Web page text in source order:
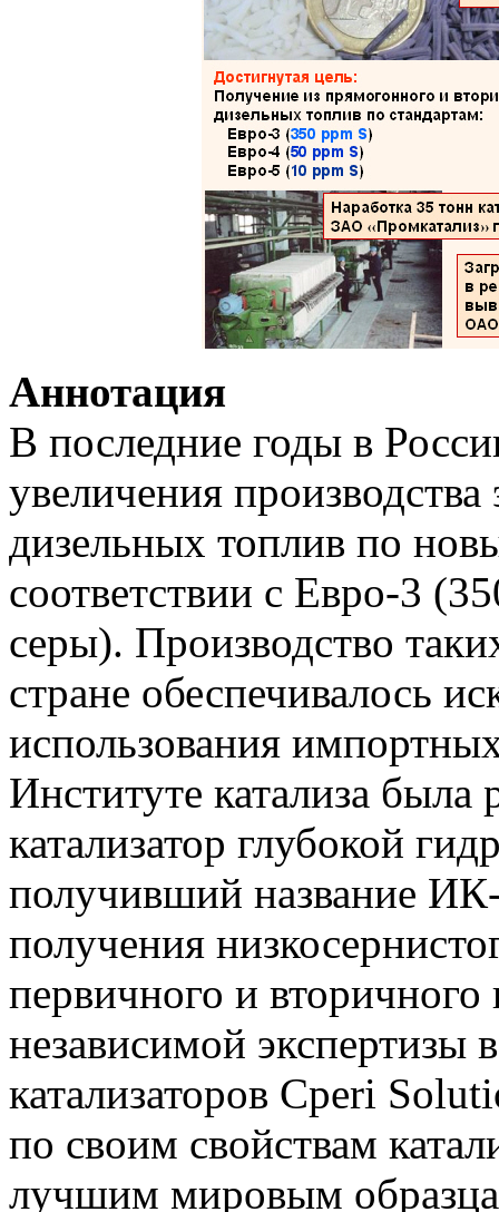
Аннотация
В последние годы в
увеличения
дизельных топлив по
соответствии с Евро-3
серы). Производство
стране обеспечивалось
использования
Институте катализа была
катализатор глубокой
получивший название
получения
первичного и
независимой экспертизы
катализаторов Cperi
по своим свойствам
лучшим мировым